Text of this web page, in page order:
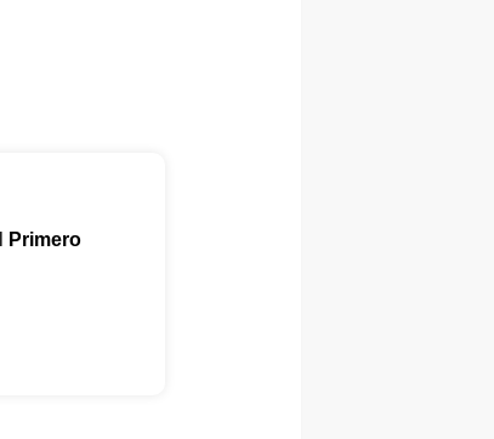
Primero